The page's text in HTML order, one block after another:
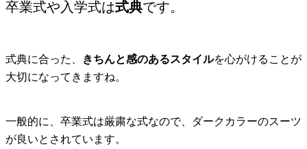
卒業式や入学式は式典です。
式典に合った、 きちんと感のあるスタイルを心がけることが
大切になってきますね。
一般的に、卒業式は厳粛な式なので、ダークカラーのスーツ
が良いとされています。